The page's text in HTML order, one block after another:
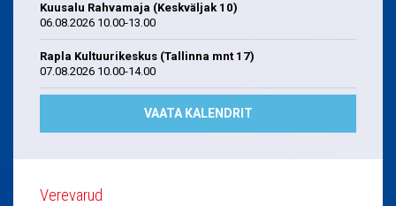
Kuusalu Rahvamaja (Keskväljak 10)
06.08.2026 10.00-13.00
Rapla Kultuurikeskus (Tallinna mnt 17)
07.08.2026 10.00-14.00
VAATA KALENDRIT
Verevarud